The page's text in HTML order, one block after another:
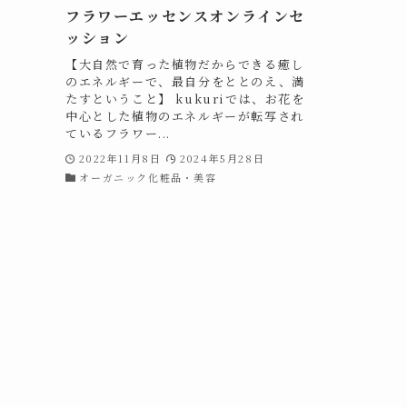
フラワーエッセンスオンラインセ
ッション
【大自然で育った植物だからできる癒し
のエネルギーで、最自分をととのえ、満
たすということ】 kukuriでは、お花を
中心とした植物のエネルギーが転写され
ているフラワー...
2022年11月8日
2024年5月28日
オーガニック化粧品・美容